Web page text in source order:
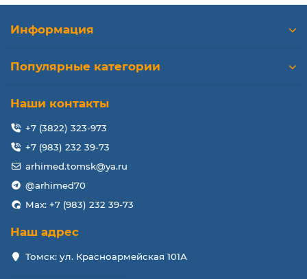
Информация
Популярные категории
Наши контакты
+7 (3822) 323-973
+7 (983) 232 39-73
arhimed.tomsk@ya.ru
@arhimed70
Max: +7 (983) 232 39-73
Наш адрес
Томск: ул. Красноармейская 101А